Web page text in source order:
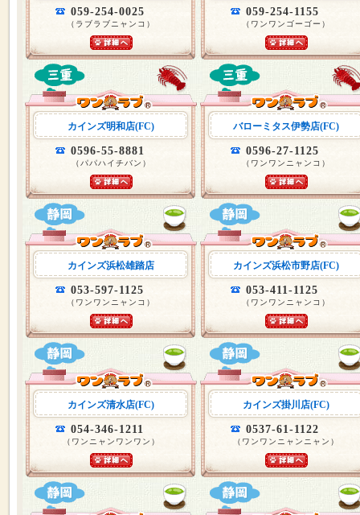
059-254-0025
（ラブラブニャンコ）
059-254-1155
（ワンワンゴーゴー）
カインズ明和店(FC)
0596-55-8881
（パパハイチバン）
バローミタス伊勢店(FC)
0596-27-1125
（ワンワンニャンコ）
カインズ浜松雄踏店
053-597-1125
（ワンワンニャンコ）
カインズ浜松市野店(FC)
053-411-1125
（ワンワンニャンコ）
カインズ清水店(FC)
054-346-1211
（ワンニャンワンワン）
カインズ掛川店(FC)
0537-61-1122
（ワンワンニャンニャン）